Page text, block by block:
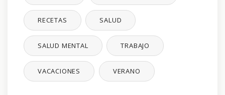
RECETAS SALUD
SALUD MENTAL TRABAJO
VACACIONES VERANO